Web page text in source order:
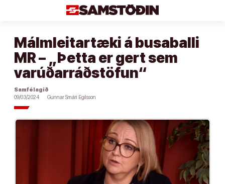
Málmleitartæki á busaballi
MR – „Þetta er gert sem
varúðarráðstöfun“
Samfélagið
09/03/2024
Gunnar Smári Egilsson